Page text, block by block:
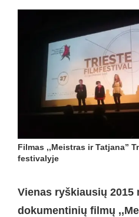
Filmas ,,Meistras ir Tatjana”
festivalyje
Vienas ryškiausių 2015
dokumentinių filmų